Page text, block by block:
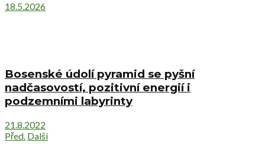
18.5.2026
Bosenské údolí pyramid se pyšní
nadčasovostí, pozitivní energií i
podzemními labyrinty
21.8.2022
Před. Další